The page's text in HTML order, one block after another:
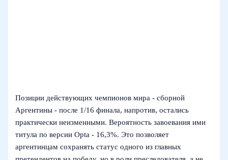
Позиции действующих чемпионов мира - сборной
Аргентины - после 1/16 финала, напротив, остались
практически неизменными. Вероятность завоевания ими
титула по версии Opta - 16,3%. Это позволяет
аргентинцам сохранять статус одного из главных